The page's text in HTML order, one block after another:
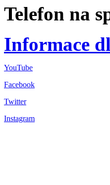
Telefon na
Informace
YouTube
Facebook
Twitter
Instagram